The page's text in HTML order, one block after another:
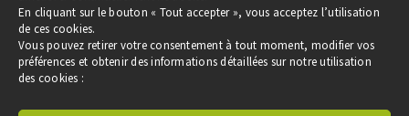
En cliquant sur le bouton « Tout accepter », vous acceptez l’utilisation
de ces cookies.
Vous pouvez retirer votre consentement à tout moment, modifier vos
préférences et obtenir des informations détaillées sur notre utilisation
des cookies :